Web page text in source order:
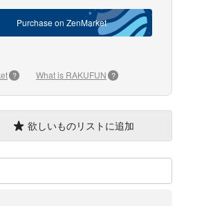
Purchase on ZenMarket
? What is RAKUFUN ?
欲しいものリストに追加